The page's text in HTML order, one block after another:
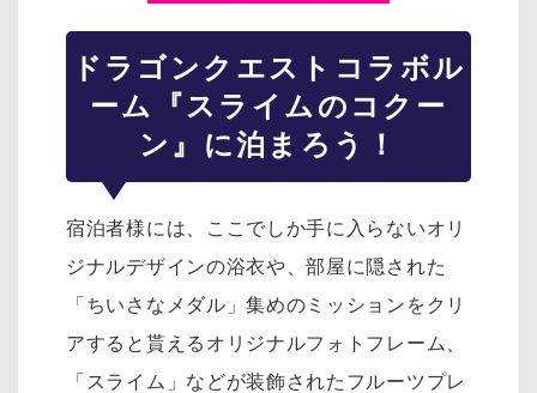
ドラゴンクエスト コラボル
ーム『スライムのコクー
ン』に泊まろう！
宿泊者様には、ここでしか手に入らないオリ
ジナルデザインの浴衣や、部屋に隠された
「ちいさなメダル」集めのミッションをクリ
アすると貰えるオリジナルフォトフレーム、
「スライム」などが装飾されたフルーツプレ